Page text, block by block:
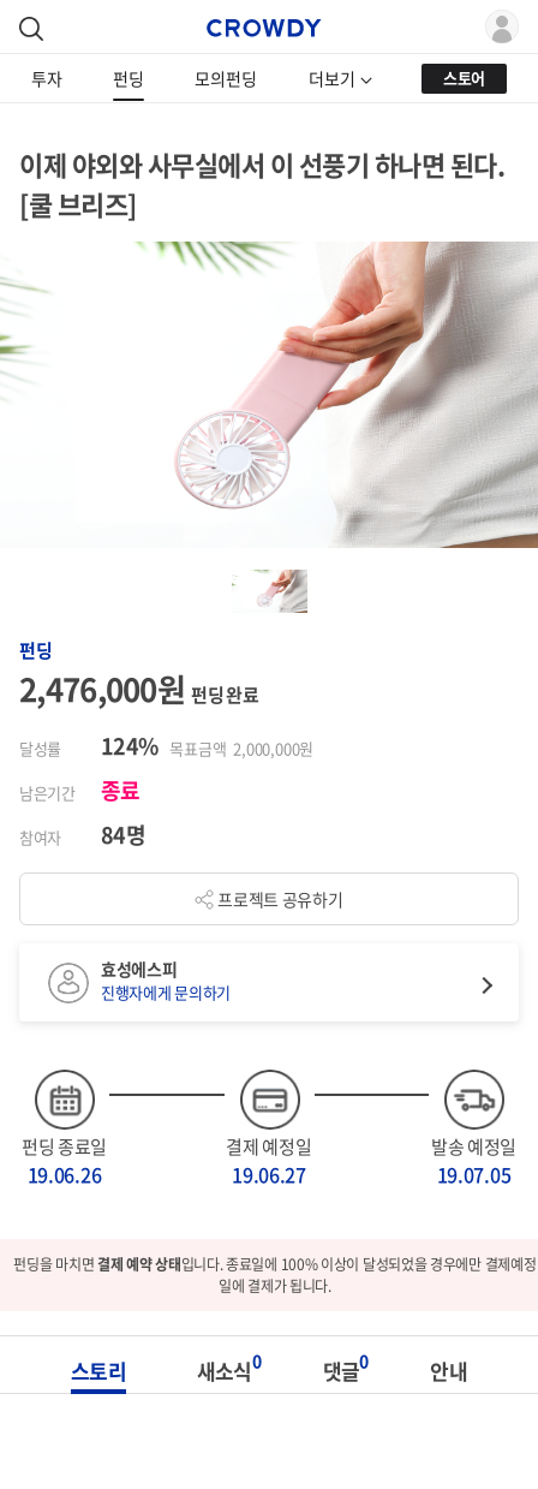
투자 펀딩 모의펀딩 더보기 스토어
이제 야외와 사무실에서 이 선풍기 하나면 된다.
[쿨 브리즈]
펀딩
2,476,000원펀딩 완료
달성률 124% 목표금액 2,000,000원
남은기간
종료
참여자 84명
프로젝트 공유하기
펀딩 종료일
19.06.26
결제 예정일
19.06.27
발송 예정일
19.07.05
효성에스피
진행자에게 문의하기
펀딩을 마치면결제 예약 상태입니다. 종료일에 100% 이상이 달성되었을 경우에만 결제예정
일에 결제가 됩니다.
스토리 새소식0 댓글0 안내